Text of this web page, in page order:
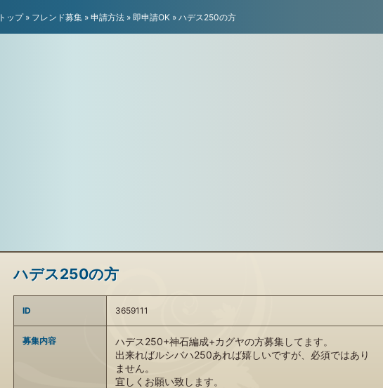
トップ» フレンド募集 » 申請方法 » 即申請OK » ハデス250の方
ハデス250の方
ID 3659111
募集内容
ハデス250+神石編成+カグヤの方募集してます。
出来ればルシバハ250あれば嬉しいですが、必須ではあり
ません。
宜しくお願い致します。